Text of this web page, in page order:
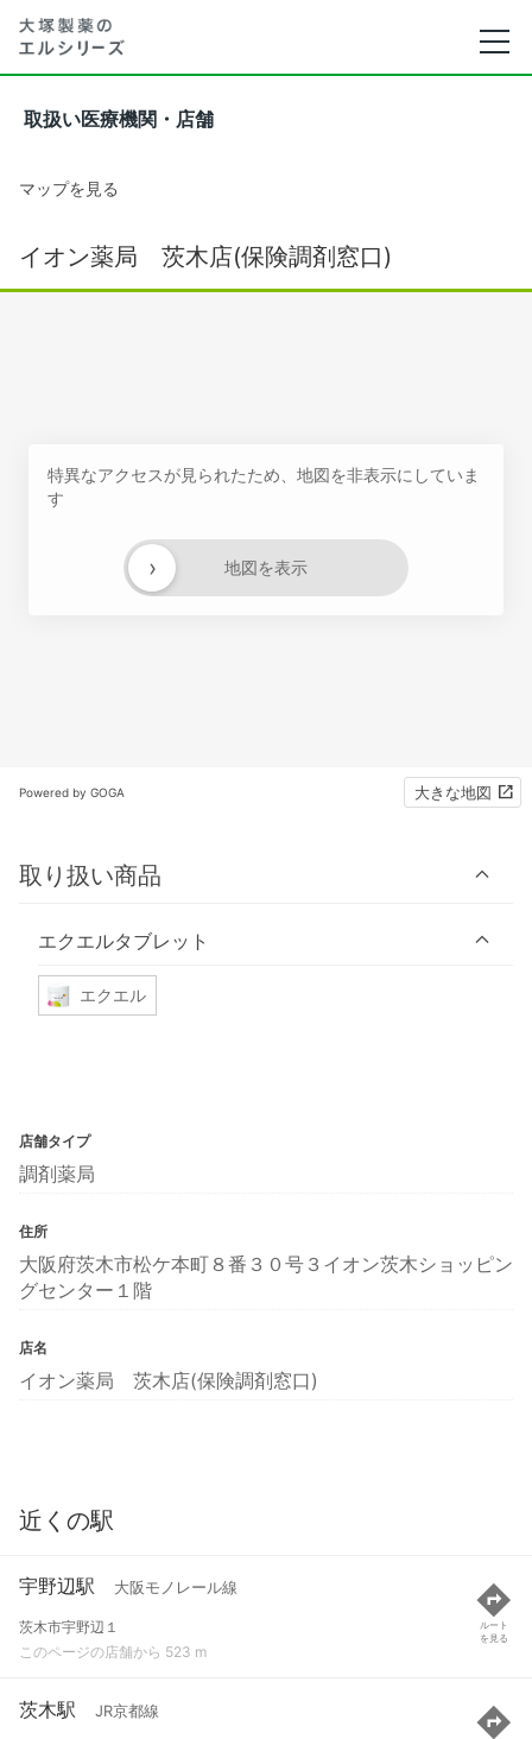
取扱い医療機関・店舗
マップを見る
イオン薬局 茨木店(保険調剤窓口)
特異なアクセスが見られたため、地図を非表示にしていま
す
地図を表示
›
Powered by GOGA 大きな地図
取り扱い商品
エクエルタブレット
エクエル
店舗タイプ
調剤薬局
住所
大阪府茨木市松ケ本町８番３０号３イオン茨木ショッピン
グセンター１階
店名
イオン薬局 茨木店(保険調剤窓口)
近くの駅
宇野辺駅 大阪モノレール線
茨木市宇野辺１
このページの店舗から 523 m
ルート
を見る
茨木駅 JR京都線